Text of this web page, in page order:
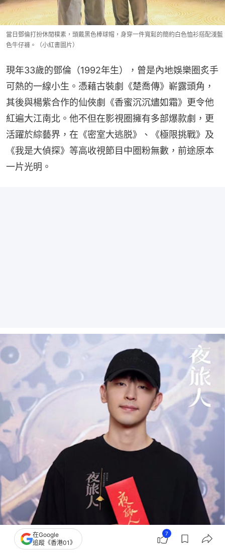
當日鄧倫打扮休閒樸素，頭戴黑色棒球帽，身穿一件寬鬆的簡約白色恤衫搭配淺藍
色牛仔褲。（小紅書圖片）
現年33歲的鄧倫（1992年生），曾是內地娛樂圈炙手
可熱的一線小生。憑藉古裝劇《楚喬傳》嶄露頭角，
其後與楊紫合作的仙俠劇《香蜜沉沉燼如霜》更令他
紅遍大江南北。他不但在影視圈擁有多部爆款劇，更
活躍於綜藝界，在《密室大逃脱》、《極限挑戰》及
《我是大偵探》等高收視節目中圈粉無數，前途原本
一片光明。
在Google
追蹤《香港01》
7